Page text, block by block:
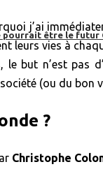
pourrait être le futur
j’ai
leurs vies à
le but n’est pas
(ou du bon
?
Christophe